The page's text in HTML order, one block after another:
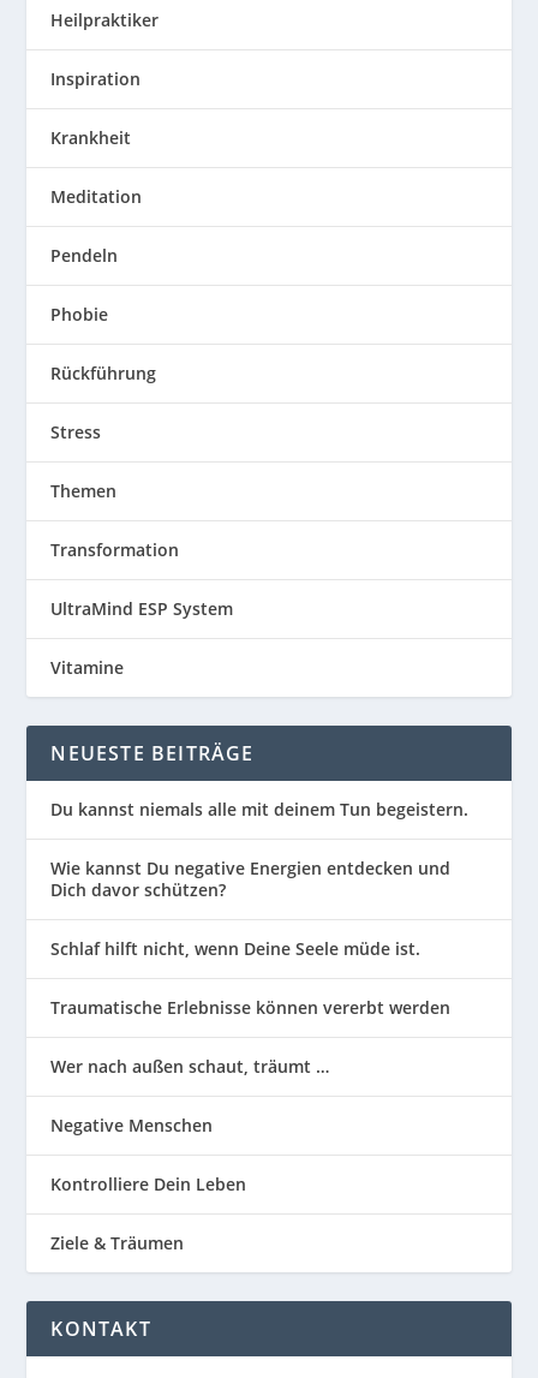
Heilpraktiker
Inspiration
Krankheit
Meditation
Pendeln
Phobie
Rückführung
Stress
Themen
Transformation
UltraMind ESP System
Vitamine
NEUESTE BEITRÄGE
Du kannst niemals alle mit deinem Tun begeistern.
Wie kannst Du negative Energien entdecken und
Dich davor schützen?
Schlaf hilft nicht, wenn Deine Seele müde ist.
Traumatische Erlebnisse können vererbt werden
Wer nach außen schaut, träumt …
Negative Menschen
Kontrolliere Dein Leben
Ziele & Träumen
KONTAKT